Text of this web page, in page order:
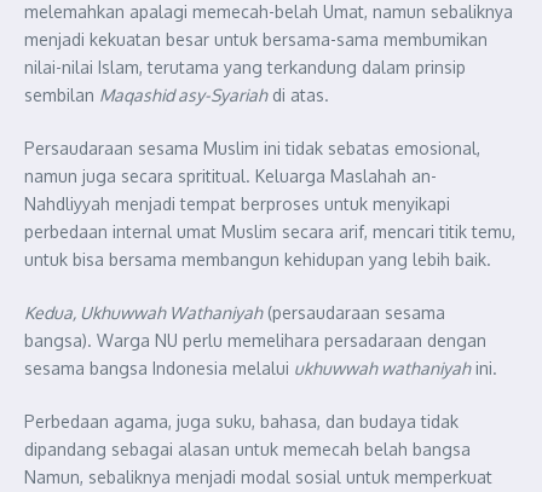
melemahkan apalagi memecah-belah Umat, namun sebaliknya
menjadi kekuatan besar untuk bersama-sama membumikan
nilai-nilai Islam, terutama yang terkandung dalam prinsip
sembilan Maqashid asy-Syariahdi atas.
Persaudaraan sesama Muslim ini tidak sebatas emosional,
namun juga secara sprititual. Keluarga Maslahah an-
Nahdliyyah menjadi tempat berproses untuk menyikapi
perbedaan internal umat Muslim secara arif, mencari titik temu,
untuk bisa bersama membangun kehidupan yang lebih baik.
Kedua, Ukhuwwah Wathaniyah(persaudaraan sesama
bangsa). Warga NU perlu memelihara persadaraan dengan
sesama bangsa Indonesia melalui ukhuwwah wathaniyahini.
Perbedaan agama, juga suku, bahasa, dan budaya tidak
dipandang sebagai alasan untuk memecah belah bangsa
Namun, sebaliknya menjadi modal sosial untuk memperkuat